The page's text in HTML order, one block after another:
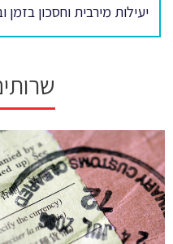
יעילות מירבית וחסכון בזמן